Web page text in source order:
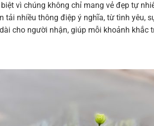
vì chúng không chỉ mang vẻ đẹp tự
nhiều thông điệp ý nghĩa, từ tình yêu,
cho người nhận, giúp mỗi khoảnh khắc